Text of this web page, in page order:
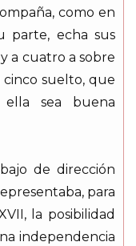
como en
parte, echa sus
a cuatro a sobre
cinco suelto, que
sea buena
de dirección
para
la posibilidad
independencia